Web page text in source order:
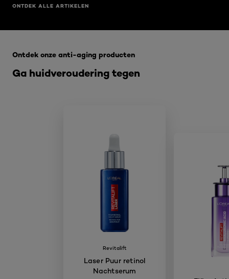
ONTDEK ALLE ARTIKELEN
Ga huidveroudering tegen
Ontdek onze anti-aging producten
Revitalift
Laser Puur retinol
Nachtserum